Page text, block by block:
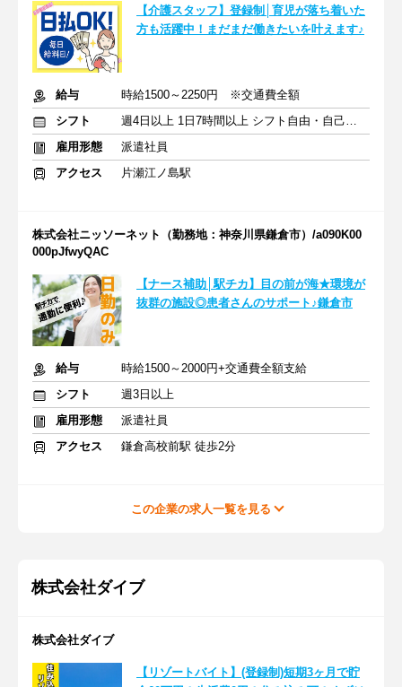
【介護スタッフ】登録制│育児が落ち着いた
方も活躍中！まだまだ働きたいを叶えます♪
給与
時給1500～2250円 ※交通費全額
シフト
週4日以上 1日7時間以上 シフト自由・自己申告
雇用形態
派遣社員
アクセス
片瀬江ノ島駅
株式会社ニッソーネット（勤務地：神奈川県鎌倉市）/a090K00
000pJfwyQAC
【ナース補助│駅チカ】目の前が海★環境が
抜群の施設◎患者さんのサポート♪鎌倉市
給与
時給1500～2000円+交通費全額支給
シフト
週3日以上
雇用形態
派遣社員
アクセス
鎌倉高校前駅 徒歩2分
この企業の求人一覧を見る
株式会社ダイブ
株式会社ダイブ
【リゾートバイト】(登録制)短期3ヶ月で貯